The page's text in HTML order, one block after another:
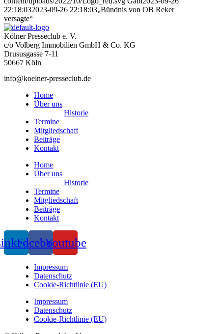
22:18:032023-09-26 22:18:03„Bündnis von OB Reker
versagte“
Kölner Presseclub e. V.
c/o Volberg Immobilien GmbH & Co. KG
Drususgasse 7-11
50667 Köln
info@koelner-presseclub.de
Home
Über uns
Historie
Termine
Mitgliedschaft
Beiträge
Kontakt
Home
Über uns
Historie
Termine
Mitgliedschaft
Beiträge
Kontakt
FacebookYoutube
Impressum
Datenschutz
Cookie-Richtlinie (EU)
Impressum
Datenschutz
Cookie-Richtlinie (EU)